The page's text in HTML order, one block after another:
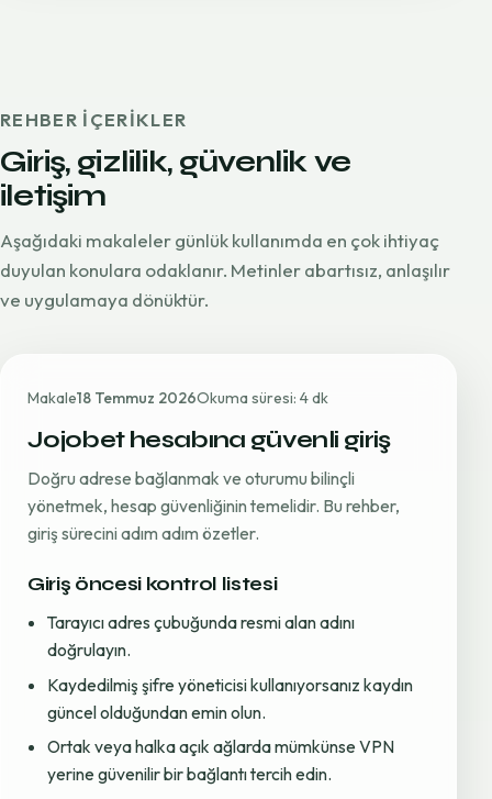
REHBER IÇERIKLER
Giriş, gizlilik, güvenlik ve
iletişim
Aşağıdaki makaleler günlük kullanımda en çok ihtiyaç
duyulan konulara odaklanır. Metinler abartısız, anlaşılır
ve uygulamaya dönüktür.
Makale18 Temmuz 2026Okuma süresi: 4 dk
Jojobet hesabına güvenli giriş
Doğru adrese bağlanmak ve oturumu bilinçli
yönetmek, hesap güvenliğinin temelidir. Bu rehber,
giriş sürecini adım adım özetler.
Giriş öncesi kontrol listesi
Tarayıcı adres çubuğunda resmi alan adını
doğrulayın.
Kaydedilmiş şifre yöneticisi kullanıyorsanız kaydın
güncel olduğundan emin olun.
Ortak veya halka açık ağlarda mümkünse VPN
yerine güvenilir bir bağlantı tercih edin.